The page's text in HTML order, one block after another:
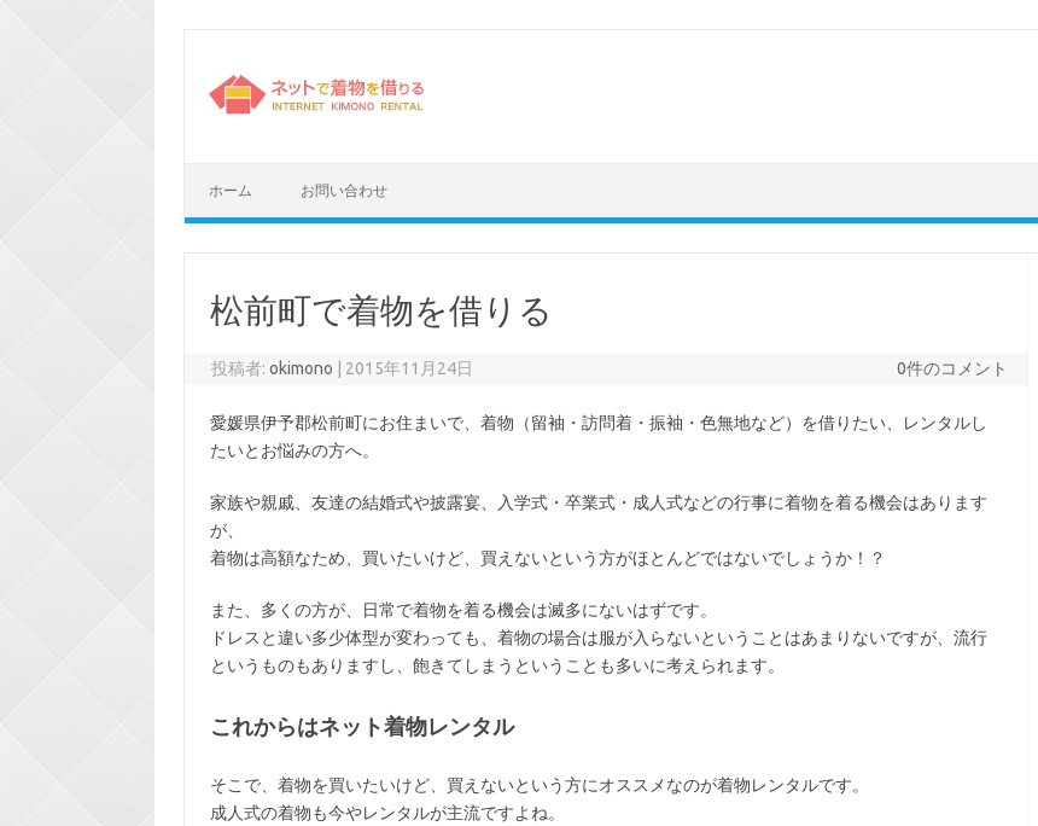
ホーム お問い合わせ
松前町で着物を借りる
投稿者:okimono 2015年11月24日 0件のコメント
愛媛県伊予郡松前町にお住まいで、着物（留袖・訪問着・振袖・色無地など）を借りたい、レンタルし
たいとお悩みの方へ。
家族や親戚、友達の結婚式や披露宴、入学式・卒業式・成人式などの行事に着物を着る機会はあります
が、
着物は高額なため、買いたいけど、買えないという方がほとんどではないでしょうか！？
また、多くの方が、日常で着物を着る機会は滅多にないはずです。
ドレスと違い多少体型が変わっても、着物の場合は服が入らないということはあまりないですが、流行
というものもありますし、飽きてしまうということも多いに考えられます。
これからはネット着物レンタル
そこで、着物を買いたいけど、買えないという方にオススメなのが着物レンタルです。
成人式の着物も今やレンタルが主流ですよね。